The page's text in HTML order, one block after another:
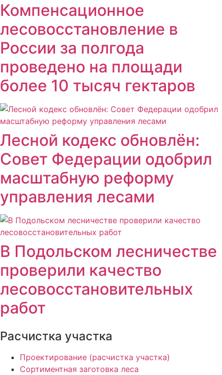
Компенсационное
лесовосстановление в
России за полгода
проведено на площади
более 10 тысяч гектаров
Лесной кодекс обновлён:
Совет Федерации одобрил
масштабную реформу
управления лесами
В Подольском лесничестве
проверили качество
лесовосстановительных
работ
Расчистка участка
Проектирование (расчистка участка)
Сортиментная заготовка леса